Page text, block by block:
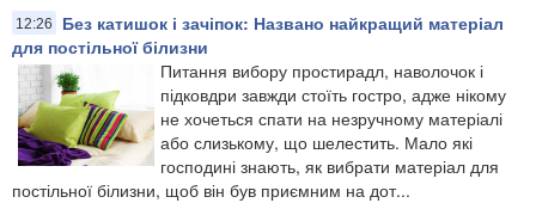
12:26
Без катишок і зачіпок: Названо найкращий матеріал
для постільної білизни
Питання вибору простирадл, наволочок і
підковдри завжди стоїть гостро, адже нікому
не хочеться спати на незручному матеріалі
або слизькому, що шелестить. Мало які
господині знають, як вибрати матеріал для
постільної білизни, щоб він був приємним на дот...